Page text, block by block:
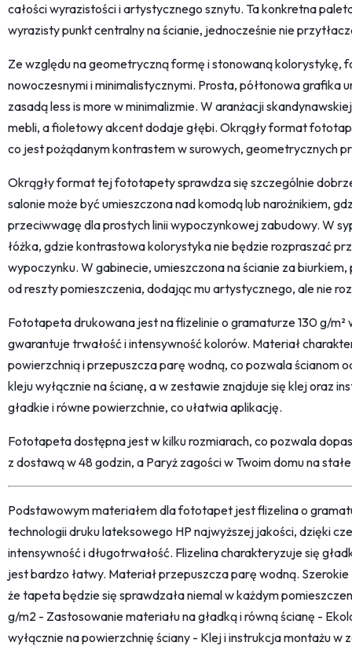
całości wyrazistości i artystycznego sznytu. Ta konkretna
wyrazisty punkt centralny na ścianie, jednocześnie nie
Ze względu na geometryczną formę i stonowaną kolorystykę,
nowoczesnymi i minimalistycznymi. Prosta, półtonowa grafika
zasadą less is more w minimalizmie. W aranżacji
mebli, a fioletowy akcent dodaje głębi. Okrągły format
co jest pożądanym kontrastem w surowych, geometrycznych
Okrągły format tej fototapety sprawdza się szczególnie
salonie może być umieszczona nad komodą lub narożnikiem,
przeciwwagę dla prostych linii wypoczynkowej zabudowy. W
łóżka, gdzie kontrastowa kolorystyka nie będzie rozpraszać
wypoczynku. W gabinecie, umieszczona na ścianie za
od reszty pomieszczenia, dodając mu artystycznego, ale nie
Fototapeta drukowana jest na flizelinie o gramaturze 130 g/
gwarantuje trwałość i intensywność kolorów. Materiał
powierzchnią i przepuszcza parę wodną, co pozwala ścianom
kleju wyłącznie na ścianę, a w zestawie znajduje się klej oraz
gładkie i równe powierzchnie, co ułatwia aplikację.
Fototapeta dostępna jest w kilku rozmiarach, co pozwala
z dostawą w 48 godzin, a Paryż zagości w Twoim domu na
Podstawowym materiałem dla fototapet jest flizelina o
technologii druku lateksowego HP najwyższej jakości, dzięki
intensywność i długotrwałość. Flizelina charakteryzuje się
jest bardzo łatwy. Materiał przepuszcza parę wodną.
że tapeta będzie się sprawdzała niemal w każdym
g/m2 - Zastosowanie materiału na gładką i równą ścianę -
wyłącznie na powierzchnię ściany - Klej i instrukcja montażu w